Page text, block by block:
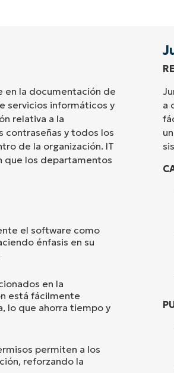
en la documentación de
servicios informáticos y
relativa a la
contraseñas y todos los
de la organización. IT
que los departamentos
el software como
énfasis en su
en la
está fácilmente
lo que ahorra tiempo y
permiten a los
reforzando la
a
Company